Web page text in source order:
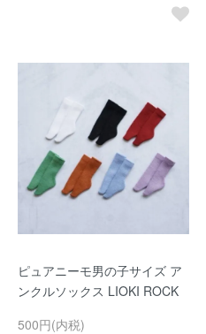
ピュアニーモ男の子サイズ ア
ンクルソックス LIOKI ROCK
500円(内税)